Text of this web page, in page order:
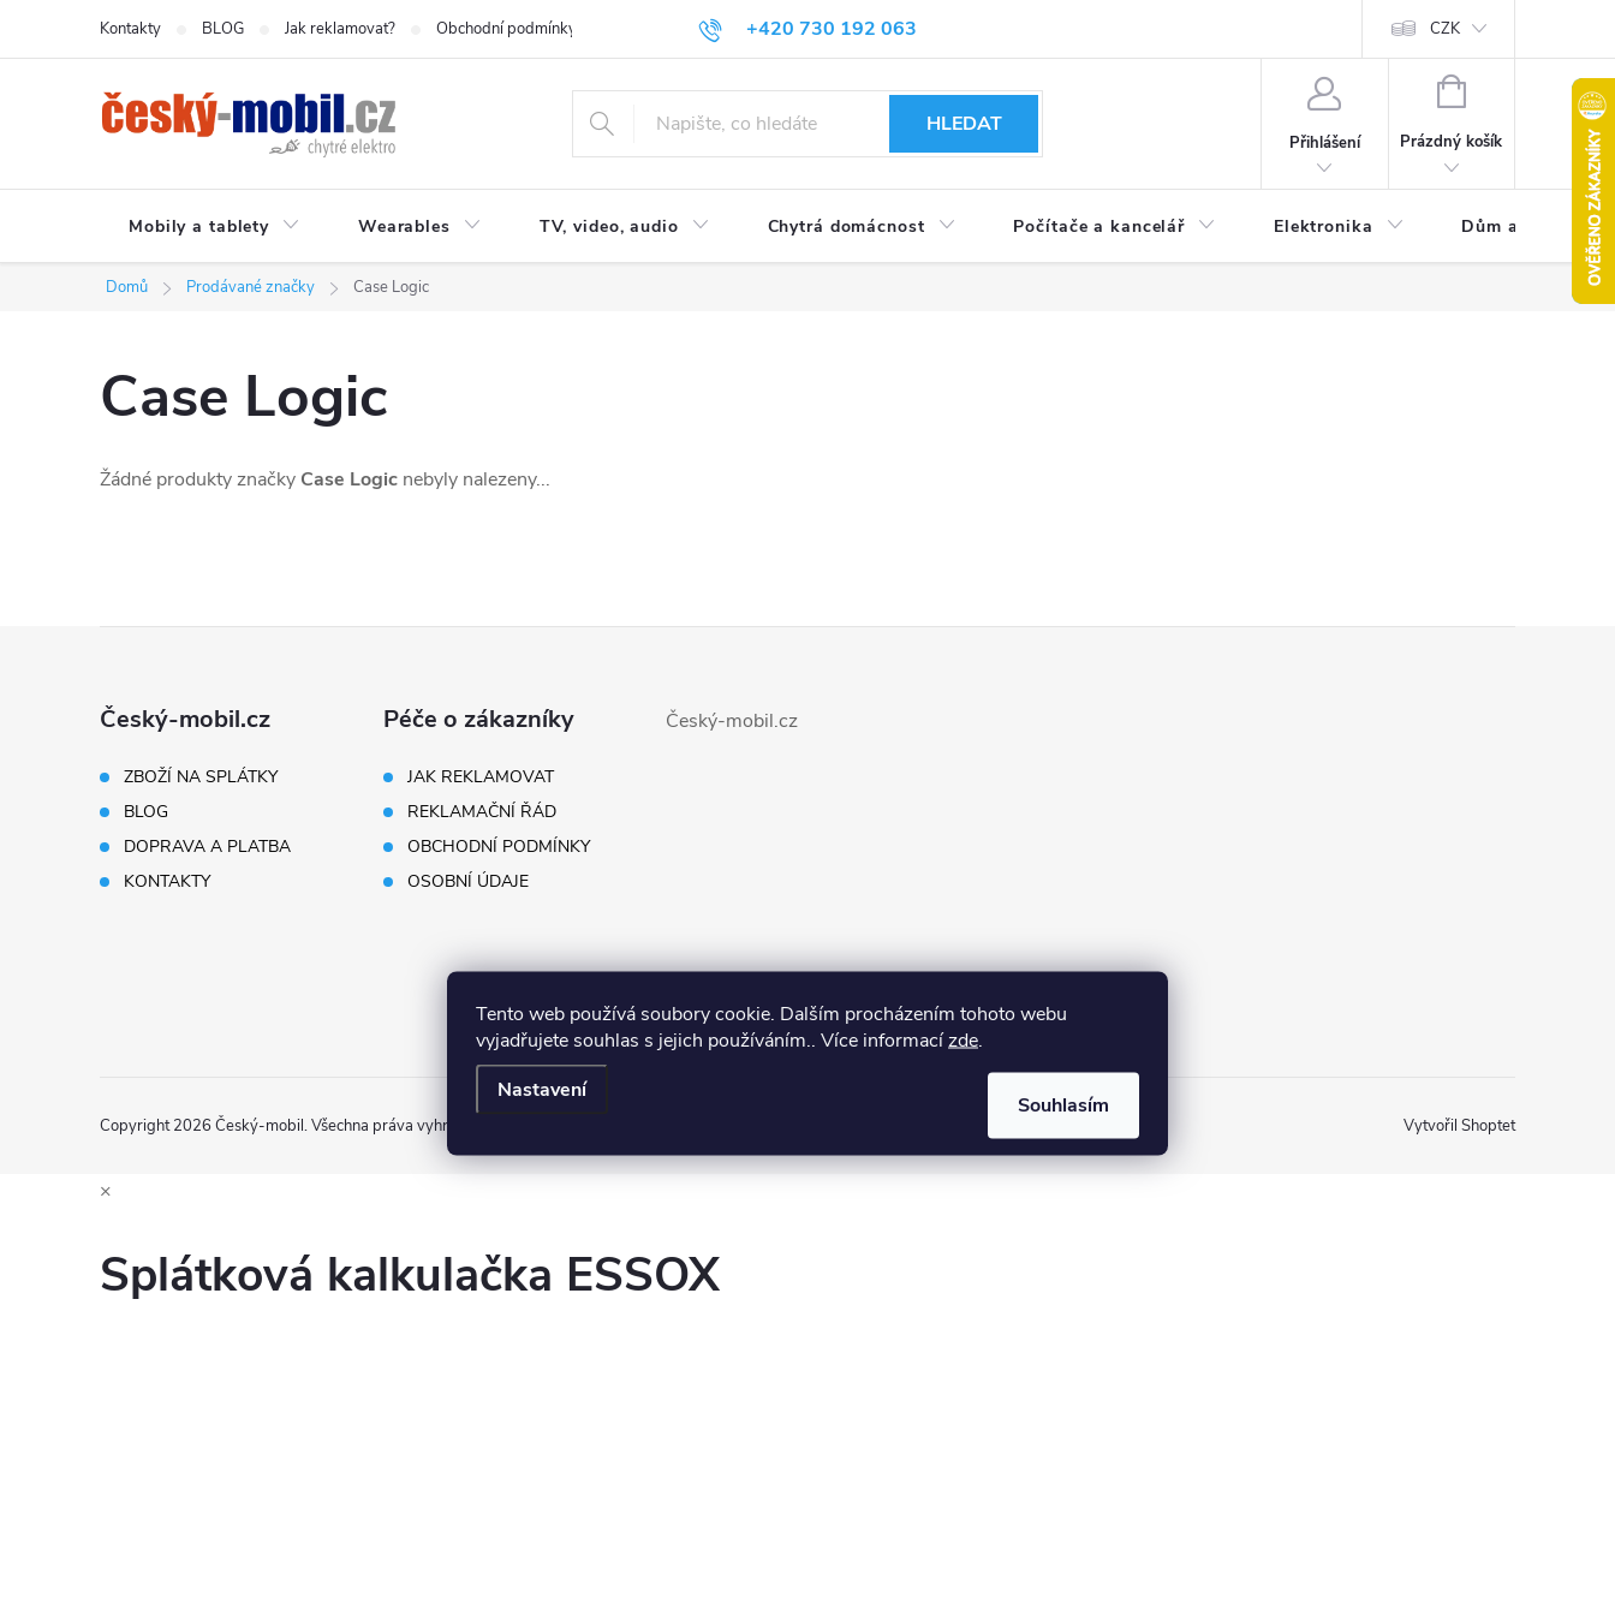
Tento web používá soubory cookie. Dalším procházením tohoto webu
vyjadřujete souhlas s jejich používáním.. Více informacízde.
Nastavení
Souhlasím
+420 730 192 063
Kontakty BLOG Jak reklamovat? Obchodní podmínky Podmínky ochrany osobních údajů CZK
HLEDAT
Přihlášení
NÁKUPNÍ
Prázdný košík
Mobily a tablety Wearables TV, video, audio Chytrá domácnost Počítače a kancelář Elektronika Dům a zahrada
Domů Prodávané značky Case Logic
Case Logic
Žádné produkty značky Case Logic nebyly nalezeny...
Český-mobil.cz
ZBOŽÍ NA SPLÁTKY
BLOG
DOPRAVA A PLATBA
KONTAKTY
Péče o zákazníky
JAK REKLAMOVAT
REKLAMAČNÍ ŘÁD
OBCHODNÍ PODMÍNKY
OSOBNÍ ÚDAJE
Český-mobil.cz
Vytvořil Shoptet
Copyright 2026 Český-mobil. Všechna práva vyhrazena.
×
Splátková kalkulačka ESSOX